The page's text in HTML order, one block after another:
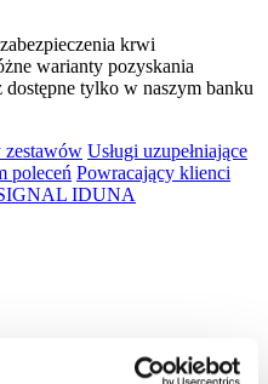
krwi
warianty pozyskania
tylko w naszym banku
zestawów Usługi uzupełniające
poleceń Powracający klienci
IDUNA